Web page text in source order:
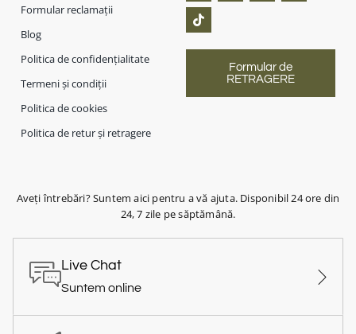
Formular reclamații
Blog
Politica de confidențialitate
Termeni și condiții
Politica de cookies
Politica de retur și retragere
Formular de
RETRAGERE
Aveți întrebări? Suntem aici pentru a vă ajuta. Disponibil 24 ore din
24, 7 zile pe săptămână.
Live Chat
Suntem online